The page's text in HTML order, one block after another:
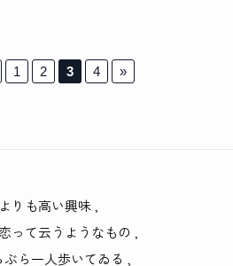
1 2 3 4 »
りも高い興味,
って云うようなもの ,
ら一人歩いてゐる ,